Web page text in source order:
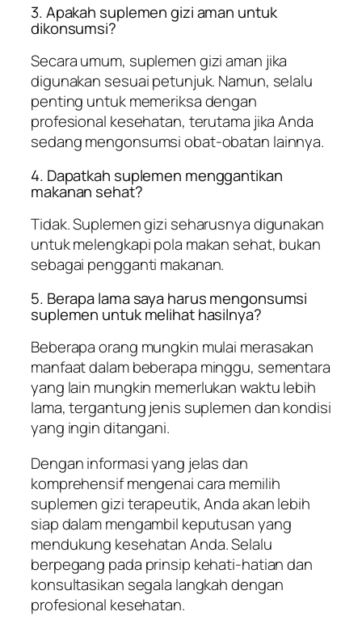
3. Apakah suplemen gizi aman untuk
dikonsumsi?
Secara umum, suplemen gizi aman jika
digunakan sesuai petunjuk. Namun, selalu
penting untuk memeriksa dengan
profesional kesehatan, terutama jika Anda
sedang mengonsumsi obat-obatan lainnya.
4. Dapatkah suplemen menggantikan
makanan sehat?
Tidak. Suplemen gizi seharusnya digunakan
untuk melengkapi pola makan sehat, bukan
sebagai pengganti makanan.
5. Berapa lama saya harus mengonsumsi
suplemen untuk melihat hasilnya?
Beberapa orang mungkin mulai merasakan
manfaat dalam beberapa minggu, sementara
yang lain mungkin memerlukan waktu lebih
lama, tergantung jenis suplemen dan kondisi
yang ingin ditangani.
Dengan informasi yang jelas dan
komprehensif mengenai cara memilih
suplemen gizi terapeutik, Anda akan lebih
siap dalam mengambil keputusan yang
mendukung kesehatan Anda. Selalu
berpegang pada prinsip kehati-hatian dan
konsultasikan segala langkah dengan
profesional kesehatan.